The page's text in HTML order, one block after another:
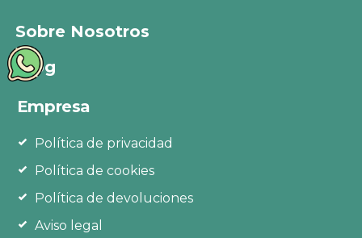
Sobre Nosotros
Blog
Empresa
Política de privacidad
Política de cookies
Política de devoluciones
Aviso legal